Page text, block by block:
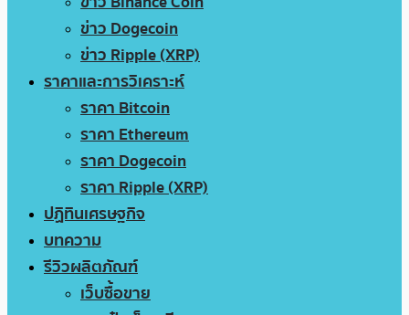
ข่าว Dogecoin
ข่าว Ripple (XRP)
ราคาและการวิเคราะห์
ราคา Bitcoin
ราคา Ethereum
ราคา Dogecoin
ราคา Ripple (XRP)
ปฏิทินเศรษฐกิจ
บทความ
รีวิวผลิตภัณฑ์
เว็บซื้อขาย